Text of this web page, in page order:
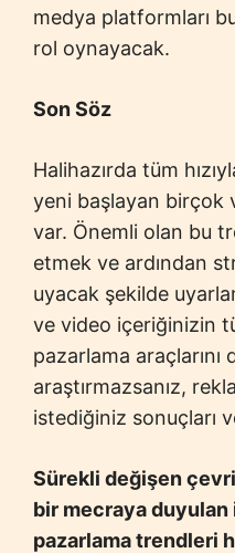
medya platformları
rol oynayacak.
Son Söz
Halihazırda tüm
yeni başlayan birçok
var. Önemli olan bu
etmek ve ardından
uyacak şekilde
ve video içeriğinizin
pazarlama araçlarını
araştırmazsanız,
istediğiniz sonuçları
Sürekli değişen
bir mecraya
pazarlama trendleri